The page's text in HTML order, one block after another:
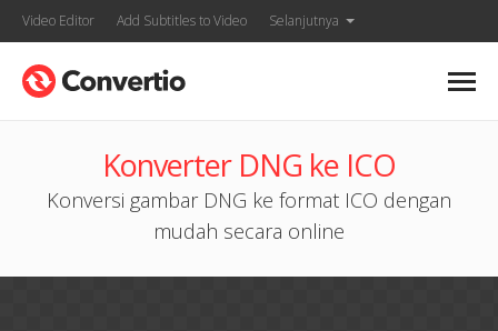
Video Editor Add Subtitles to Video Selanjutnya
Konverter DNG ke ICO
Konversi gambar DNG ke format ICO dengan
mudah secara online